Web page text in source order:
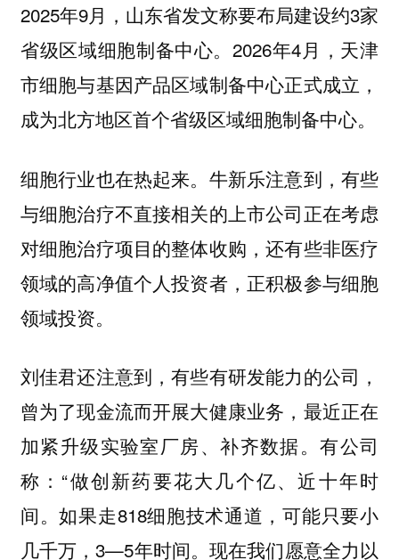
2025年9月，山东省发文称要布局建设约3家
省级区域细胞制备中心。2026年4月，天津
市细胞与基因产品区域制备中心正式成立，
成为北方地区首个省级区域细胞制备中心。
细胞行业也在热起来。牛新乐注意到，有些
与细胞治疗不直接相关的上市公司正在考虑
对细胞治疗项目的整体收购，还有些非医疗
领域的高净值个人投资者，正积极参与细胞
领域投资。
刘佳君还注意到，有些有研发能力的公司，
曾为了现金流而开展大健康业务，最近正在
加紧升级实验室厂房、补齐数据。有公司
称：“做创新药要花大几个亿、近十年时
间。如果走818细胞技术通道，可能只要小
几千万，3—5年时间。现在我们愿意全力以